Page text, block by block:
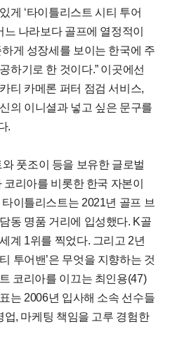
게 ‘타이틀리스트 시티 투어
나라보다 골프에 열정적이
게 성장세를 보이는 한국에 주
하기로 한 것이다.” 이곳에선
티 카메론 퍼터 점검 서비스,
의 이니셜과 넣고 싶은 문구를
.
풋조이 등을 보유한 글로벌
리아를 비롯한 한국 자본이
이틀리스트는 2021년 골프 브
동 명품 거리에 입성했다. K골
계 1위를 찍었다. 그리고 2년
투어밴’은 무엇을 지향하는 것
코리아를 이끄는 최인용(47)
는 2006년 입사해 소속 선수들
업, 마케팅 책임을 고루 경험한